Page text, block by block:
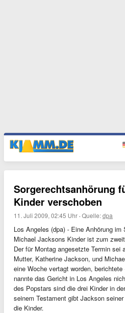
Sorgerechtsanhörung
Kinder verschoben
11. Juli 2009, 02:45 Uhr ·Quelle:dpa
Los Angeles (dpa) - Eine Anhörung
Michael Jacksons Kinder ist zum
Der für Montag angesetzte Termin sei
Mutter, Katherine Jackson, und
eine Woche vertagt worden,
nannte das Gericht in Los Angeles
des Popstars sind die drei Kinder in
seinem Testament gibt Jackson
die Kinder.